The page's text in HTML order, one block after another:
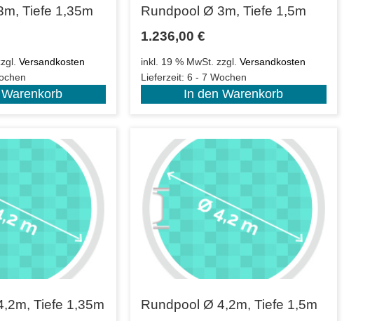
Tiefe 1,35m
Versandkosten
Rundpool Ø 3m, Tiefe 1,5m
1.236,00 €
inkl. 19 % MwSt. zzgl. Versandkosten
Lieferzeit: 6 - 7 Wochen
In den Warenkorb
Tiefe 1,35m
Rundpool Ø 4,2m, Tiefe 1,5m